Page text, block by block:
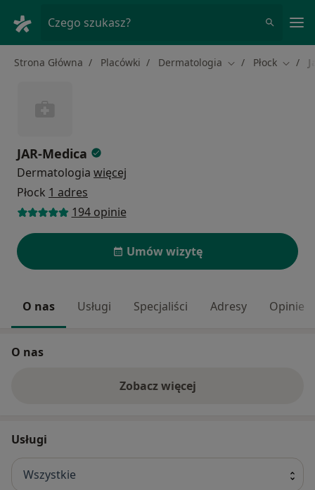
Czego szukasz?
Strona Główna Placówki Dermatologia Zmień miasto
Płock Zmień
JAR-Medica
Dermatologia więcej
Płock 1 adres
194 opinie
Umów wizytę
O nas Usługi Specjaliści Adresy Opinie
O nas
Zobacz więcej
Usługi
Wszystkie